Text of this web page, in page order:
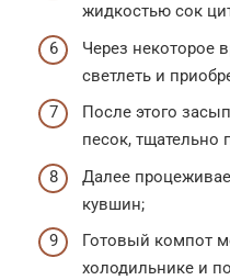
жидкостью сок
Через некоторое
светлеть и
После этого
песок, тщательно
Далее
кувшин;
Готовый компот
холодильнике и